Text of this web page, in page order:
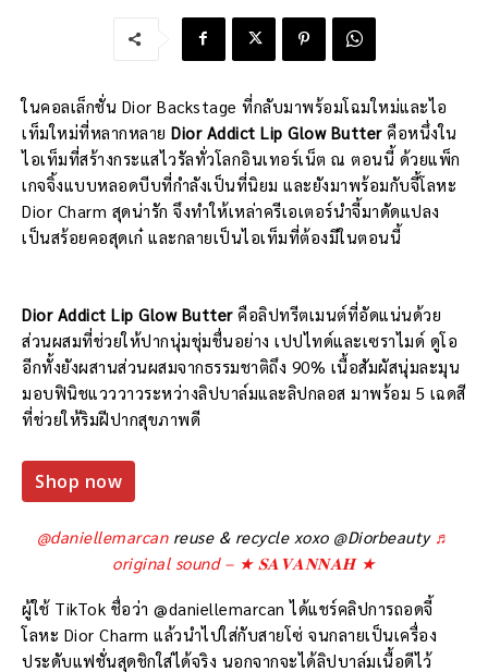
ในคอลเล็กชั่น Dior Backstage ที่กลับมาพร้อมโฉมใหม่และไอ
เท็มใหม่ที่หลากหลาย Dior Addict Lip Glow Butterคือหนึ่งใน
ไอเท็มที่สร้างกระแสไวรัลทั่วโลกอินเทอร์เน็ต ณ ตอนนี้ ด้วยแพ็ก
เกจจิ้งแบบหลอดบีบที่กำลังเป็นที่นิยม และยังมาพร้อมกับจี้โลหะ
Dior Charm สุดน่ารัก จึงทำให้เหล่าครีเอเตอร์นำจี้มาดัดแปลง
เป็นสร้อยคอสุดเก๋ และกลายเป็นไอเท็มที่ต้องมีในตอนนี้
Dior Addict Lip Glow Butter คือลิปทรีตเมนต์ที่อัดแน่นด้วย
ส่วนผสมที่ช่วยให้ปากนุ่มชุ่มชื่นอย่าง เปปไทด์และเซราไมด์ ดูโอ
อีกทั้งยังผสานส่วนผสมจากธรรมชาติถึง 90% เนื้อสัมผัสนุ่มละมุน
มอบฟินิชแวววาวระหว่างลิปบาล์มและลิปกลอส มาพร้อม 5 เฉดสี
ที่ช่วยให้ริมฝีปากสุขภาพดี
Shop now
@daniellemarcanreuse & recycle xoxo @Diorbeauty ♬
original sound – ★ 𝐒𝐀𝐕𝐀𝐍𝐍𝐀𝐇 ★
ผู้ใช้ TikTok ชื่อว่า @daniellemarcan ได้แชร์คลิปการถอดจี้
โลหะ Dior Charm แล้วนำไปใส่กับสายโซ่ จนกลายเป็นเครื่อง
ประดับแฟชั่นสุดชิกใส่ได้จริง นอกจากจะได้ลิปบาล์มเนื้อดีไว้